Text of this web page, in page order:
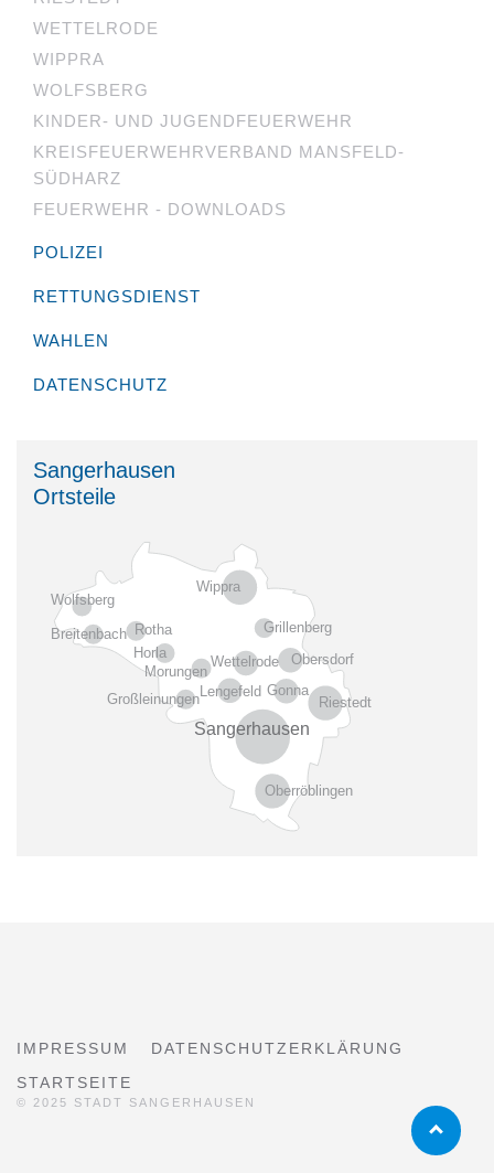
WETTELRODE
WIPPRA
WOLFSBERG
KINDER- UND JUGENDFEUERWEHR
KREISFEUERWEHRVERBAND MANSFELD-
SÜDHARZ
FEUERWEHR - DOWNLOADS
POLIZEI
RETTUNGSDIENST
WAHLEN
DATENSCHUTZ
Sangerhausen
Ortsteile
Riestedt
Gonna
Obersdorf
Grillenberg
Wippra
Wolfsberg
Rotha
Breitenbach
Horla
Morungen
Wettelrode
Lengefeld
Großleinungen
Sangerhausen
Oberröblingen
IMPRESSUM
DATENSCHUTZERKLÄRUNG
STARTSEITE
© 2025 STADT SANGERHAUSEN